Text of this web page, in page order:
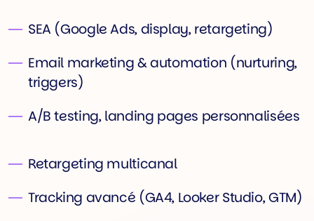
SEA (Google Ads, display, retargeting)
Email marketing & automation (nurturing,
triggers)
A/B testing, landing pages personnalisées
Retargeting multicanal
Tracking avancé (GA4, Looker Studio, GTM)